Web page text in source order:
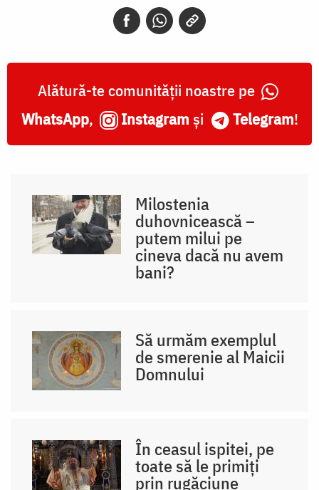
Alătură-te comunității noastre pe
WhatsApp, Instagram și Telegram!
Milostenia
duhovnicească –
putem milui pe
cineva dacă nu avem
bani?
Să urmăm exemplul
de smerenie al Maicii
Domnului
În ceasul ispitei, pe
toate să le primiți
prin rugăciune